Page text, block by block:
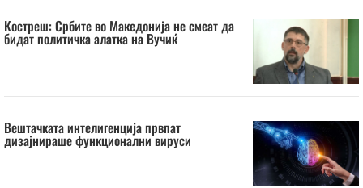
Костреш: Србите во Македонија не смеат да
бидат политичка алатка на Вучиќ
Вештачката интелигенција првпат
дизајнираше функционални вируси